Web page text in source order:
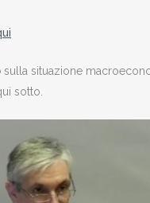
sulla situazione
sotto.